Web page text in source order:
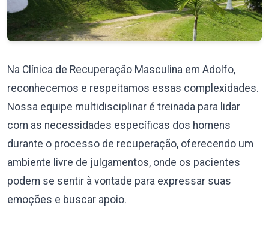
Na Clínica de Recuperação Masculina em Adolfo,
reconhecemos e respeitamos essas complexidades.
Nossa equipe multidisciplinar é treinada para lidar
com as necessidades específicas dos homens
durante o processo de recuperação, oferecendo um
ambiente livre de julgamentos, onde os pacientes
podem se sentir à vontade para expressar suas
emoções e buscar apoio.